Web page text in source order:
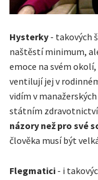
Hysterky - takových
naštěstí minimum,
emoce na svém
ventilují jej v
vidím v
státním
názory než pro své
člověka musí být
Flegmatici - i